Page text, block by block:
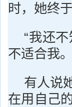
时，她终
“我还
不适合我
有人说
在用自己